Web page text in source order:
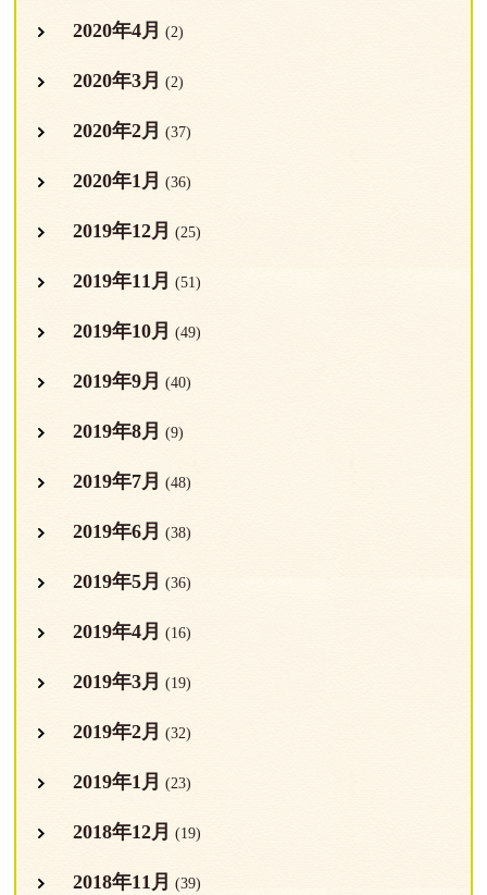
2020年4月 (2)
2020年3月 (2)
2020年2月 (37)
2020年1月 (36)
2019年12月 (25)
2019年11月 (51)
2019年10月 (49)
2019年9月 (40)
2019年8月 (9)
2019年7月 (48)
2019年6月 (38)
2019年5月 (36)
2019年4月 (16)
2019年3月 (19)
2019年2月 (32)
2019年1月 (23)
2018年12月 (19)
2018年11月 (39)